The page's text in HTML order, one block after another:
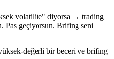
volatilite" diyorsa → trading
Pas geçiyorsun. Brifing seni
değerli bir beceri ve brifing